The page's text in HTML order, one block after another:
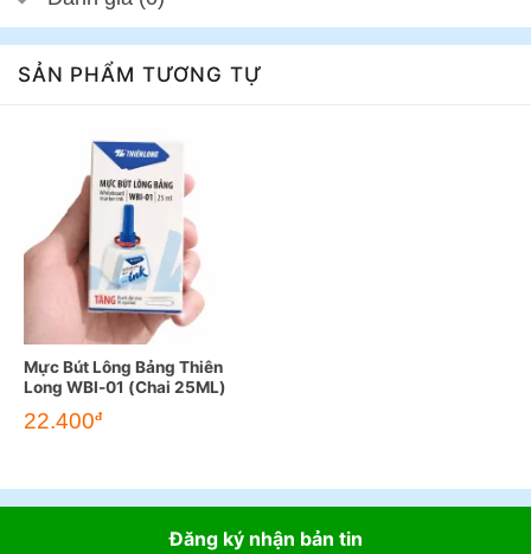
SẢN PHẨM TƯƠNG TỰ
Mực Bút Lông Bảng Thiên
Long WBI-01 (Chai 25ML)
22.400đ
Đăng ký nhận bản tin